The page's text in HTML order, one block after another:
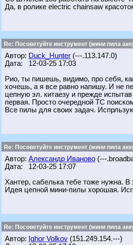
Да, в ролике electric chainsaw
Re: Посоветуйте инструмент (мини пила
Автор: Duck_Hunter (---.113.147.0)
Дата: 12-03-25 17:03
Рио, ты пишешь, видимо, про себя,
хочешь, а я все равно напишу. И не
цепную эл. китаезу и прежде
первая. Просто очередной ТС
Все пилы для своих задач.
Re: Посоветуйте инструмент (мини пила
Автор: Александр Иваново (---
Дата: 12-03-25 17:07
Хантер, сабелька тебе тоже нужна. В
Идея цепной мини-пилы хорошая.
Re: Посоветуйте инструмент (мини пила
Автор: Ighor Volkov (151.249.154.---)